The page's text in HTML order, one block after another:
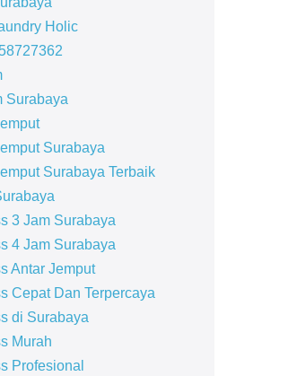
Holic
Surabaya
Surabaya
Surabaya Terbaik
3 Jam Surabaya
4 Jam Surabaya
Antar Jemput
Cepat Dan Terpercaya
di Surabaya
Murah
Profesional